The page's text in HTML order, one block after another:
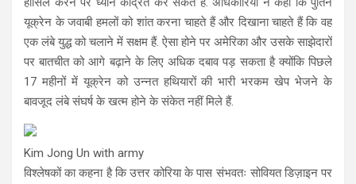
यूक्रेन के जवाबी हमलों को शांत करना चाहते हैं और दिखाना चाहते हैं कि वह
एक लंबे युद्ध को चलाने में सक्षम हैं. ऐसा होने पर अमेरिका और उसके साझेदारों
पर बातचीत को आगे बढ़ाने के लिए अधिक दबाव पड़ सकता है क्योंकि पिछले
17 महीनों में यूक्रेन को उन्नत हथियारों की भारी भरकम खेप भेजने के
बावजूद लंबे संघर्ष के खत्म होने के संकेत नहीं मिले हैं.
Kim Jong Un with army
विश्लेषकों का कहना है कि उत्तर कोरिया के पास संभवतः सोवियत डिज़ाइन पर